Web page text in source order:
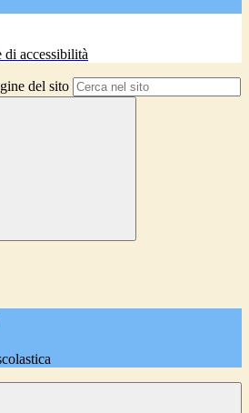
accessibilità
del sito